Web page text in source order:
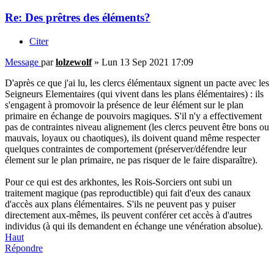
Re: Des prêtres des éléments?
Citer
Message parlolzewolf» Lun 13 Sep 2021 17:09
D'après ce que j'ai lu, les clercs élémentaux signent un pacte avec les
Seigneurs Elementaires (qui vivent dans les plans élémentaires) : ils
s'engagent à promovoir la présence de leur élément sur le plan
primaire en échange de pouvoirs magiques. S'il n'y a effectivement
pas de contraintes niveau alignement (les clercs peuvent être bons ou
mauvais, loyaux ou chaotiques), ils doivent quand même respecter
quelques contraintes de comportement (préserver/défendre leur
élement sur le plan primaire, ne pas risquer de le faire disparaître).
Pour ce qui est des arkhontes, les Rois-Sorciers ont subi un
traitement magique (pas reproductible) qui fait d'eux des canaux
d'accès aux plans élémentaires. S'ils ne peuvent pas y puiser
directement aux-mêmes, ils peuvent conférer cet accès à d'autres
individus (à qui ils demandent en échange une vénération absolue).
Haut
Répondre